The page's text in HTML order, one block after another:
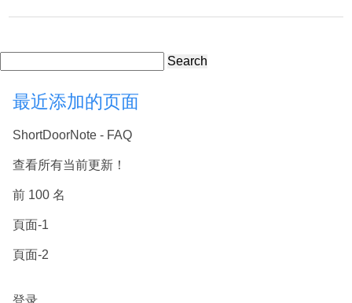
Search
最近添加的页面
ShortDoorNote - FAQ
查看所有当前更新！
前 100 名
頁面-1
頁面-2
登录